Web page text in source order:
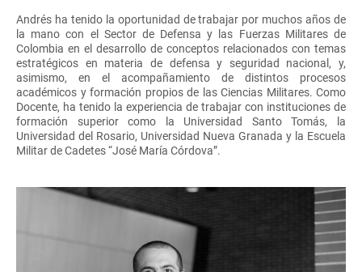
Andrés ha tenido la oportunidad de trabajar por muchos años de
la mano con el Sector de Defensa y las Fuerzas Militares de
Colombia en el desarrollo de conceptos relacionados con temas
estratégicos en materia de defensa y seguridad nacional, y,
asimismo, en el acompañamiento de distintos procesos
académicos y formación propios de las Ciencias Militares. Como
Docente, ha tenido la experiencia de trabajar con instituciones de
formación superior como la Universidad Santo Tomás, la
Universidad del Rosario, Universidad Nueva Granada y la Escuela
Militar de Cadetes “José María Córdova”.